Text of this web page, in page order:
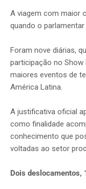
A viagem com maior
quando o
Foram nove diárias,
participação no Show
maiores eventos de
América Latina.
A justificativa oficial
como finalidade
conhecimento que
voltadas ao setor
Dois deslocamentos,